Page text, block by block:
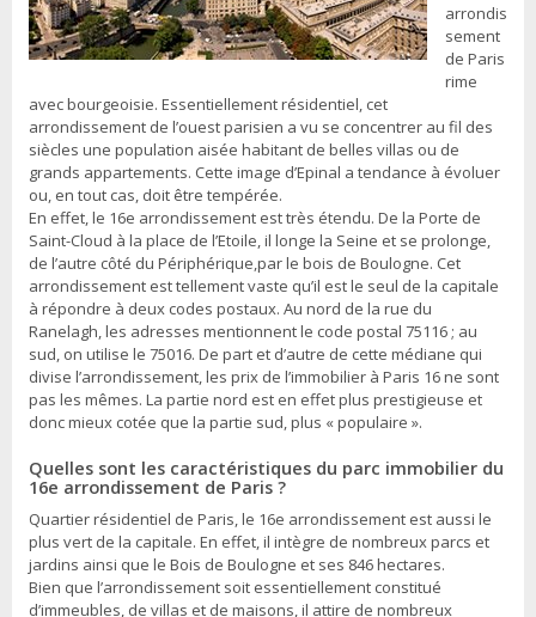
arrondis
sement
de Paris
rime
avec bourgeoisie. Essentiellement résidentiel, cet
arrondissement de l’ouest parisien a vu se concentrer au fil des
siècles une population aisée habitant de belles villas ou de
grands appartements. Cette image d’Epinal a tendance à évoluer
ou, en tout cas, doit être tempérée.
En effet, le 16e arrondissement est très étendu. De la Porte de
Saint-Cloud à la place de l’Etoile, il longe la Seine et se prolonge,
de l’autre côté du Périphérique,par le bois de Boulogne. Cet
arrondissement est tellement vaste qu’il est le seul de la capitale
à répondre à deux codes postaux. Au nord de la rue du
Ranelagh, les adresses mentionnent le code postal 75116 ; au
sud, on utilise le 75016. De part et d’autre de cette médiane qui
divise l’arrondissement, les prix de l’immobilier à Paris 16 ne sont
pas les mêmes. La partie nord est en effet plus prestigieuse et
donc mieux cotée que la partie sud, plus « populaire ».
Quelles sont les caractéristiques du parc immobilier du
16e arrondissement de Paris ?
Quartier résidentiel de Paris, le 16e arrondissement est aussi le
plus vert de la capitale. En effet, il intègre de nombreux parcs et
jardins ainsi que le Bois de Boulogne et ses 846 hectares.
Bien que l’arrondissement soit essentiellement constitué
d’immeubles, de villas et de maisons, il attire de nombreux